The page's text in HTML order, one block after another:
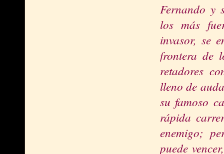
Fernando y
los más
invasor, se
frontera de
retadores
lleno de
su famoso
rápida
enemigo;
puede